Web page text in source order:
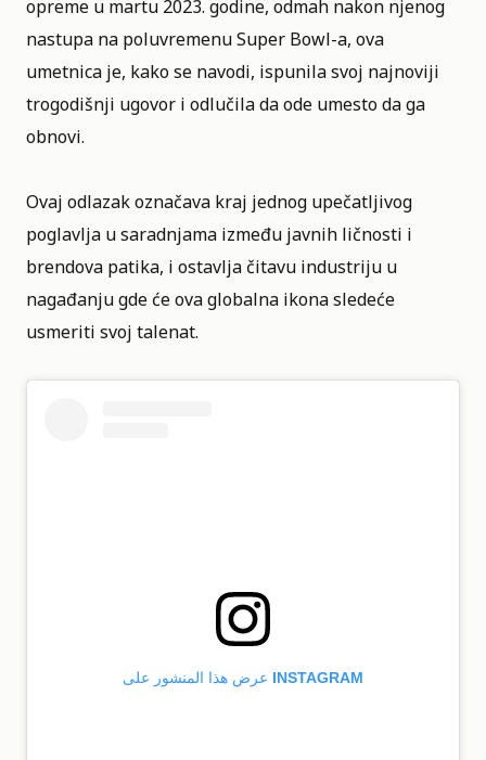
opreme u martu 2023. godine, odmah nakon njenog
nastupa na poluvremenu Super Bowl-a, ova
umetnica je, kako se navodi, ispunila svoj najnoviji
trogodišnji ugovor i odlučila da ode umesto da ga
obnovi.
Ovaj odlazak označava kraj jednog upečatljivog
poglavlja u saradnjama između javnih ličnosti i
brendova patika, i ostavlja čitavu industriju u
nagađanju gde će ova globalna ikona sledeće
usmeriti svoj talenat.
عرض هذا المنشور على INSTAGRAM